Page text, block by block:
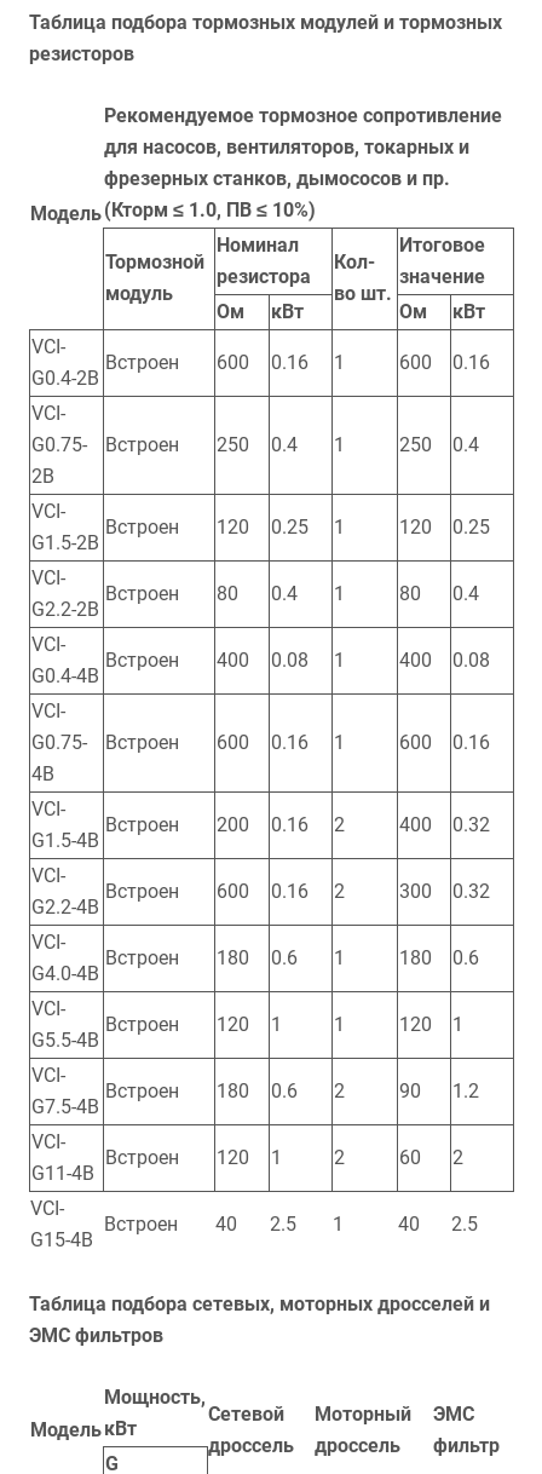
Таблица подбора тормозных модулей и тормозных
резисторов
Модель
Рекомендуемое тормозное сопротивление
для насосов, вентиляторов, токарных и
фрезерных станков, дымососов и пр.
(Кторм ≤ 1.0, ПВ ≤ 10%)
Тормозной
модуль
Номинал
резистора
Кол-
во шт.
Итоговое
значение
Ом
кВт Ом
кВт
VCI-
G0.4-2B
Встроен 600 0.16 1 600 0.16
VCI-
G0.75-
2B
Встроен 250 0.4 1 250 0.4
VCI-
G1.5-2B
Встроен 120 0.25 1 120 0.25
VCI-
G2.2-2B
Встроен 80 0.4 1 80 0.4
VCI-
G0.4-4B
Встроен 400 0.08 1 400 0.08
VCI-
G0.75-
4B
Встроен 600 0.16 1 600 0.16
VCI-
G1.5-4B
Встроен 200 0.16 2 400 0.32
VCI-
G2.2-4B
Встроен 600 0.16 2 300 0.32
VCI-
G4.0-4B
Встроен 180 0.6 1 180 0.6
VCI-
G5.5-4B
Встроен 120 1 1 120 1
VCI-
G7.5-4B
Встроен 180 0.6 2 90 1.2
VCI-
G11-4B
Встроен 120 1 2 60 2
VCI-
G15-4B
Встроен 40 2.5 1 40 2.5
Таблица подбора сетевых, моторных дросселей и
ЭМС фильтров
Модель
Мощность,
кВт
Сетевой
дроссель
Моторный
дроссель
ЭМС
фильтр
G